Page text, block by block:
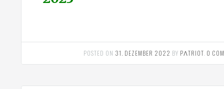
POSTED ON 31. DEZEMBER 2022 BY PΛTRIOT 0